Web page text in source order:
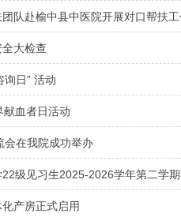
团队赴榆中县中医院开展对口帮扶
全大检查
日” 活动
血者日活动
会在我院成功举办
22级见习生2025-2026学年第二学
产房正式启用